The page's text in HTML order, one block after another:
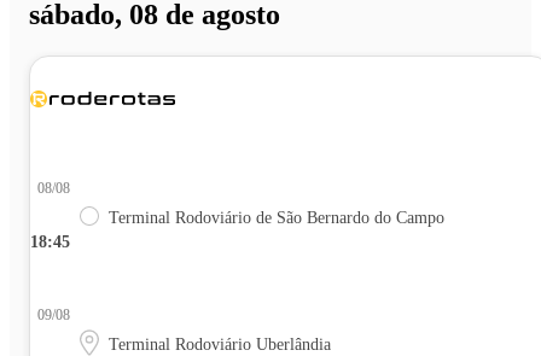
sábado, 08 de agosto
18:45
08/08
Terminal Rodoviário de São Bernardo do Campo
09/08
Terminal Rodoviário Uberlândia